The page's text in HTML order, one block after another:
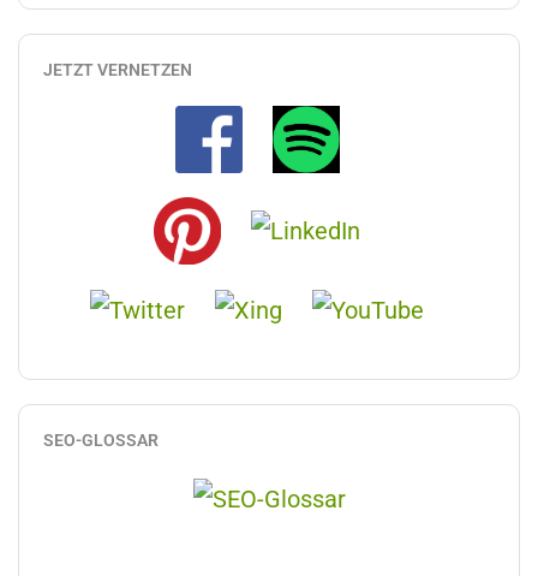
JETZT VERNETZEN
SEO-GLOSSAR